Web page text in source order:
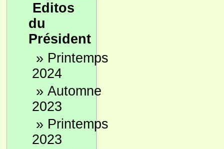
Editos
du
Président
» Printemps
2024
» Automne
2023
» Printemps
2023